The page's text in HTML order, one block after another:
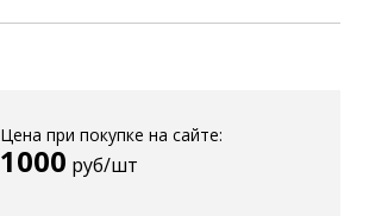
Цена при покупке на сайте:
1000 руб/шт